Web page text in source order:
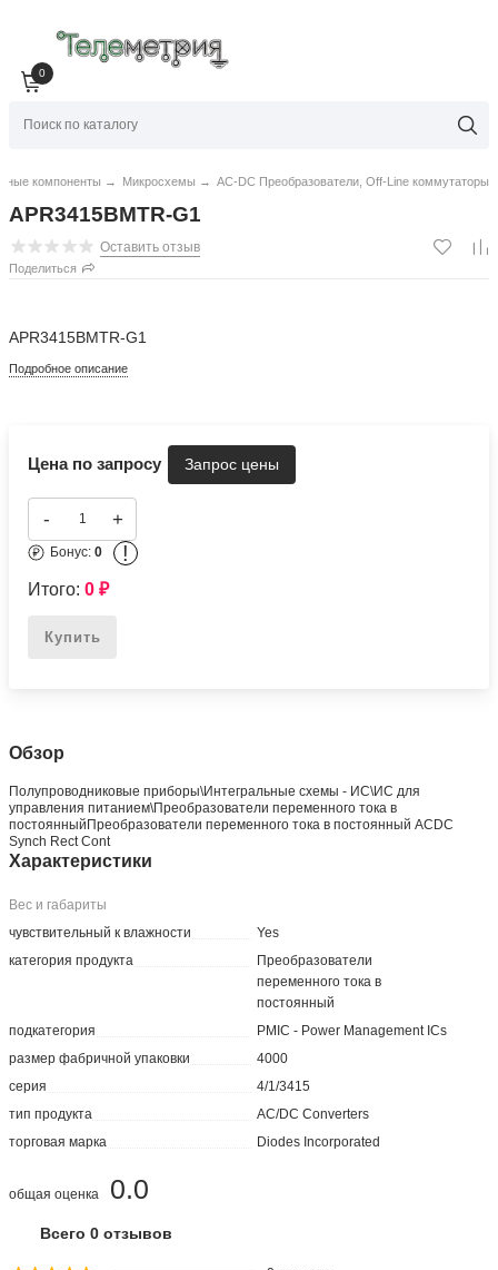
0
компоненты → Микросхемы → AC-DC Преобразователи, Off-Line коммутаторы
APR3415BMTR-G1
Оставить отзыв
Поделиться
APR3415BMTR-G1
Подробное описание
Цена по запросу
- +
Бонус:0 !
Итого:0₽
Купить
Обзор
Полупроводниковые приборы\Интегральные схемы - ИС\ИС для
управления питанием\Преобразователи переменного тока в
постоянныйПреобразователи переменного тока в постоянный ACDC
Synch Rect Cont
Характеристики
Вес и габариты
чувствительный к влажности
Yes
категория продукта
Преобразователи
переменного тока в
постоянный
подкатегория
PMIC - Power Management ICs
размер фабричной упаковки
4000
серия
4/1/3415
тип продукта
AC/DC Converters
торговая марка
Diodes Incorporated
0.0
общая оценка
Всего 0 отзывов